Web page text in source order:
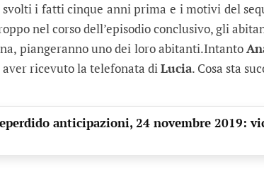
svolti i fatti cinque anni prima e i motivi del
nel corso dell’episodio conclusivo, gli
piangeranno uno dei loro abitanti.Intanto
ricevuto la telefonata diLucia. Cosa sta
anticipazioni, 24 novembre 2019: